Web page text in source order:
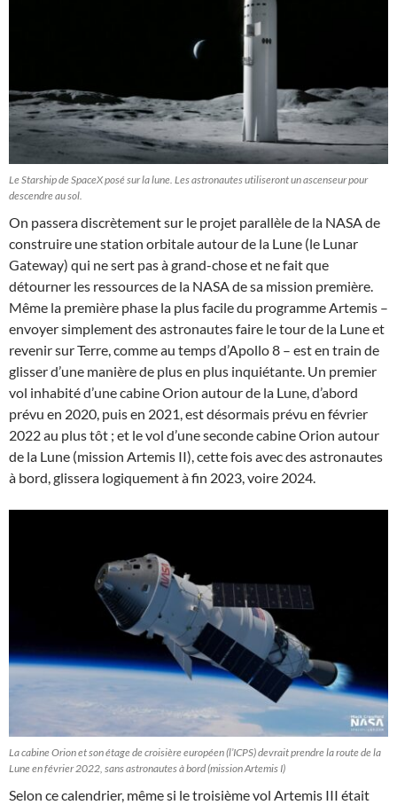
Le Starship de SpaceX posé sur la lune. Les astronautes utiliseront un ascenseur pour
descendre au sol.
On passera discrètement sur le projet parallèle de la NASA de
construire une station orbitale autour de la Lune (le Lunar
Gateway) qui ne sert pas à grand-chose et ne fait que
détourner les ressources de la NASA de sa mission première.
Même la première phase la plus facile du programme Artemis –
envoyer simplement des astronautes faire le tour de la Lune et
revenir sur Terre, comme au temps d’Apollo 8 – est en train de
glisser d’une manière de plus en plus inquiétante. Un premier
vol inhabité d’une cabine Orion autour de la Lune, d’abord
prévu en 2020, puis en 2021, est désormais prévu en février
2022 au plus tôt ; et le vol d’une seconde cabine Orion autour
de la Lune (mission Artemis II), cette fois avec des astronautes
à bord, glissera logiquement à fin 2023, voire 2024.
La cabine Orion et son étage de croisière européen (l’ICPS) devrait prendre la route de la
Lune en février 2022, sans astronautes à bord (mission Artemis I)
Selon ce calendrier, même si le troisième vol Artemis III était